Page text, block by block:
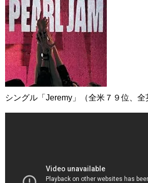
シングル「Jeremy」（全米７９位、全